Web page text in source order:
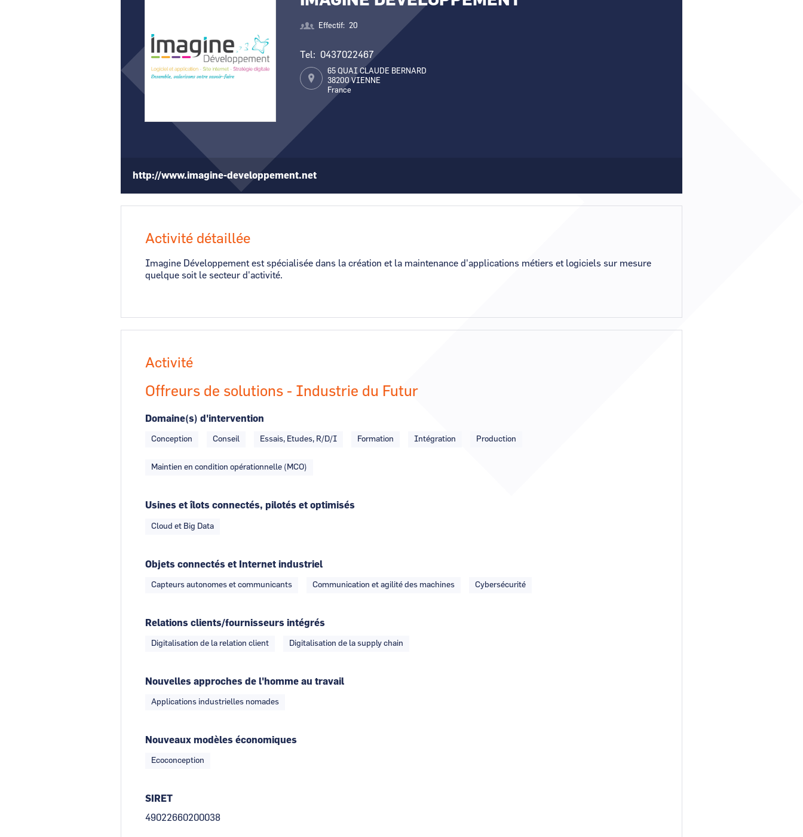
CCI Business
Effectif 20
Tel 0437022467
65 QUAI CLAUDE BERNARD
38200 VIENNE
France
http://www.imagine-developpement.net
Activité détaillée
Imagine Développement est spécialisée dans la création et la maintenance d'applications métiers et logiciels sur mesure
quelque soit le secteur d'activité.
Activité
Offreurs de solutions - Industrie du Futur
Domaine(s) d'intervention
Conception Conseil Essais, Etudes, R/D/I Formation Intégration Production
Maintien en condition opérationnelle (MCO)
Usines et îlots connectés, pilotés et optimisés
Cloud et Big Data
Objets connectés et Internet industriel
Capteurs autonomes et communicants Communication et agilité des machines Cybersécurité
Relations clients/fournisseurs intégrés
Digitalisation de la relation client Digitalisation de la supply chain
Nouvelles approches de l'homme au travail
Applications industrielles nomades
Nouveaux modèles économiques
Ecoconception
SIRET
49022660200038